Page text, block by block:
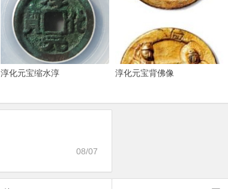
淳化元宝缩水淳 淳化元宝背佛像
08/07